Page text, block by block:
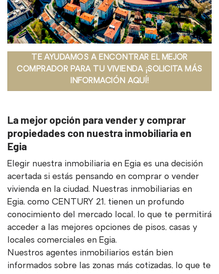
TE AYUDAMOS A ENCONTRAR EL MEJOR
COMPRADOR PARA TU VIVIENDA ¡SOLICITA MÁS
INFORMACIÓN AQUÍ!
La mejor opción para vender y comprar
propiedades con nuestra inmobiliaria en
Egia
Elegir nuestra inmobiliaria en Egia es una decisión
acertada si estás pensando en comprar o vender
vivienda en la ciudad. Nuestras inmobiliarias en
Egia, como CENTURY 21, tienen un profundo
conocimiento del mercado local, lo que te permitirá
acceder a las mejores opciones de pisos, casas y
locales comerciales en Egia.
Nuestros agentes inmobiliarios están bien
informados sobre las zonas más cotizadas, lo que te